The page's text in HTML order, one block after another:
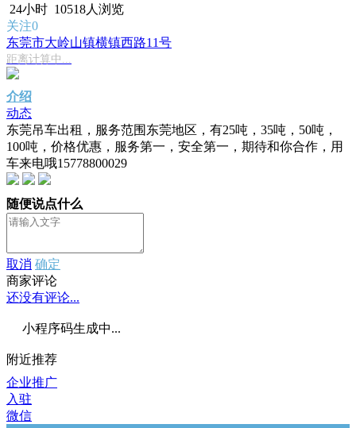
24小时 10518人浏览
关注0
东莞市大岭山镇横镇西路11号
距离计算中...
介绍
动态
东莞吊车出租，服务范围东莞地区，有25吨，35吨，50吨，
100吨，价格优惠，服务第一，安全第一，期待和你合作，用
车来电哦15778800029
随便说点什么
取消 确定
商家评论
还没有评论...
小程序码生成中...
附近推荐
企业推广
入驻
微信